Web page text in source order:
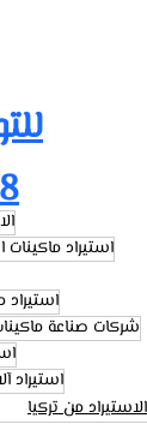
استيراد ماكينات
استيراد
شركات صناعة
استيراد
الاستيراد من تركيا